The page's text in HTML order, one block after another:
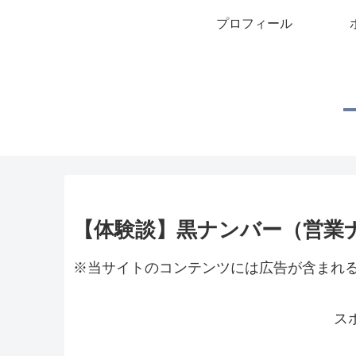
プロフィール
【体験談】黒ナンバー（営
※当サイトのコンテンツには広告が含まれ
ス